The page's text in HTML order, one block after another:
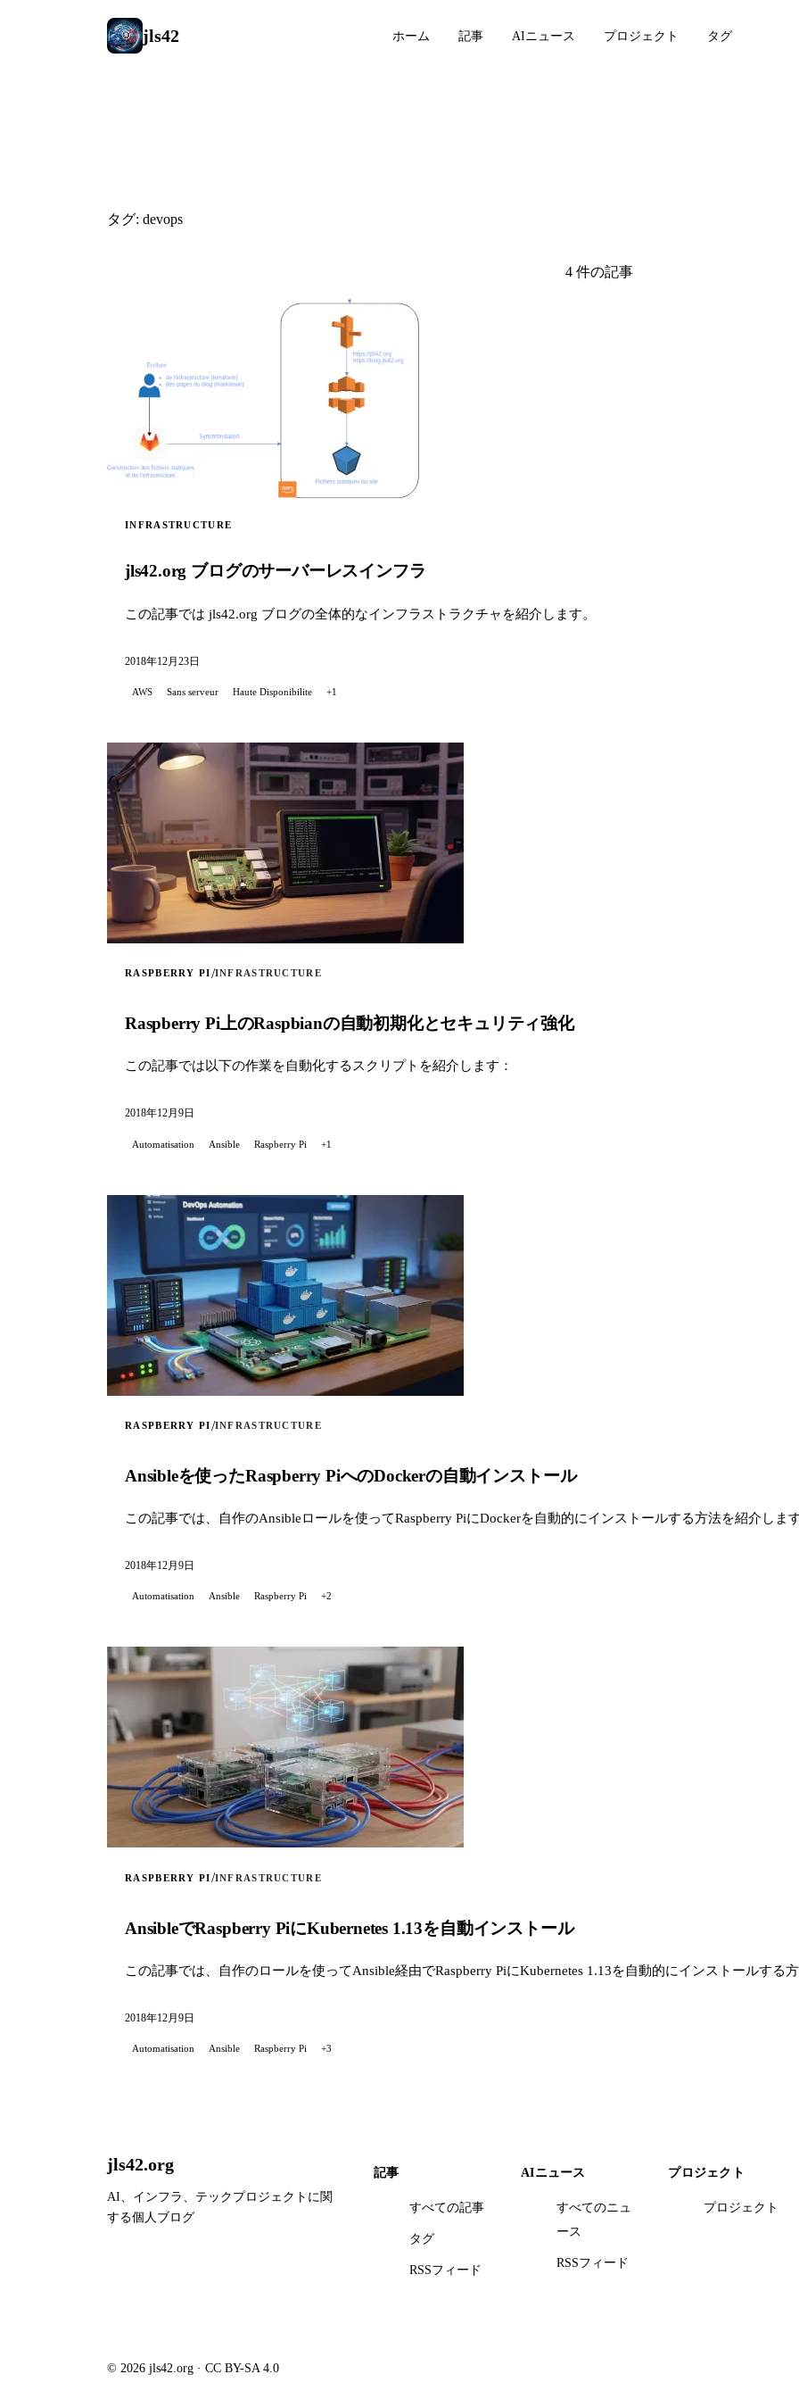
jls42 ホーム 記事 AIニュース プロジェクト タグ
タグ: devops
4 件の記事
INFRASTRUCTURE
jls42.org ブログのサーバーレスインフラ
この記事では jls42.org ブログの全体的なインフラストラクチャを紹介します。
2018年12月23日
AWS Sans serveur Haute Disponibilite +1
RASPBERRY PI/INFRASTRUCTURE
Raspberry Pi上のRaspbianの自動初期化とセキュリティ強化
この記事では以下の作業を自動化するスクリプトを紹介します：
2018年12月9日
Automatisation Ansible Raspberry Pi +1
RASPBERRY PI/INFRASTRUCTURE
Ansibleを使ったRaspberry PiへのDockerの自動インストール
この記事では、自作のAnsibleロールを使ってRaspberry PiにDockerを自動的にインストールする方法を紹介します
2018年12月9日
Automatisation Ansible Raspberry Pi +2
RASPBERRY PI/INFRASTRUCTURE
AnsibleでRaspberry PiにKubernetes 1.13を自動インストール
この記事では、自作のロールを使ってAnsible経由でRaspberry PiにKubernetes 1.13を自動的にインストールする
2018年12月9日
Automatisation Ansible Raspberry Pi +3
jls42.org
AI、インフラ、テックプロジェクトに関
する個人ブログ
記事
すべての記事
タグ
RSSフィード
AIニュース
すべてのニュ
ース
RSSフィード
プロジェクト
プロジェクト
© 2026 jls42.org · CC BY-SA 4.0